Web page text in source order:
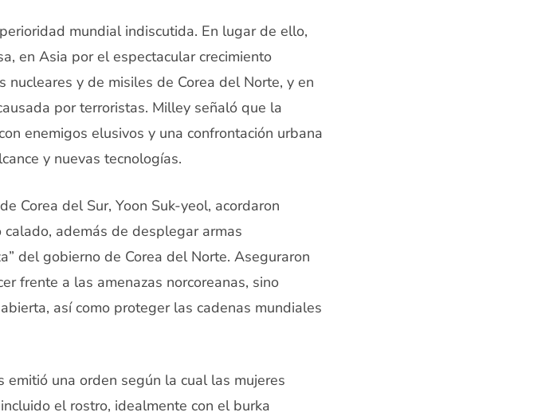
mundial indiscutida. En lugar de ello,
en Asia por el espectacular crecimiento
nucleares y de misiles de Corea del Norte, y en
por terroristas. Milley señaló que la
enemigos elusivos y una confrontación urbana
y nuevas tecnologías.
Corea del Sur, Yoon Suk-yeol, acordaron
además de desplegar armas
del gobierno de Corea del Norte. Aseguraron
frente a las amenazas norcoreanas, sino
así como proteger las cadenas mundiales
una orden según la cual las mujeres
el rostro, idealmente con el burka